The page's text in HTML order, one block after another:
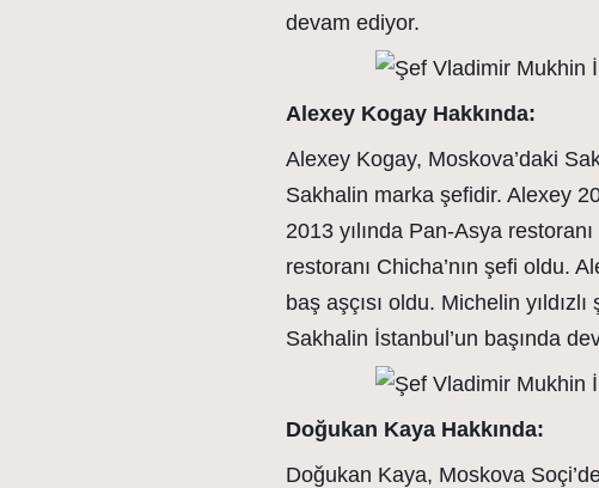
devam ediyor.
Alexey Kogay Hakkında:
Alexey Kogay, Moskova’daki
Sakhalin marka şefidir. Alexey
2013 yılında Pan-Asya restoranı
restoranı Chicha’nın şefi oldu.
baş aşçısı oldu. Michelin
Sakhalin İstanbul’un başında
Doğukan Kaya Hakkında:
Doğukan Kaya, Moskova